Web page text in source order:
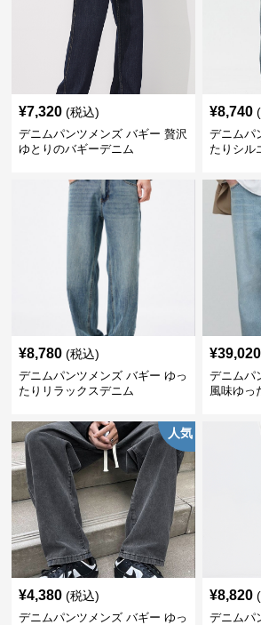
¥7,320 (税込)
デニムパンツメンズ バギー 贅沢
ゆとりのバギーデニム
¥8,740
デニムパ
たりシル
¥8,780 (税込)
デニムパンツメンズ バギー ゆっ
たりリラックスデニム
¥39,020
デニムパ
風味ゆっ
人気
¥4,380 (税込)
デニムパンツメンズ バギー ゆっ
¥8,820
デニムパ